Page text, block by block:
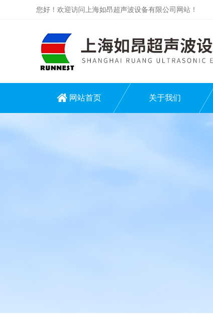
您好！欢迎访问上海如昂超声波设备有限公司网站！
网站首页 关于我们